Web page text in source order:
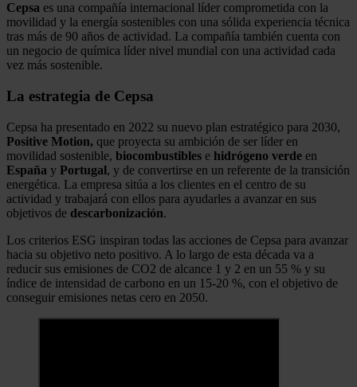
Cepsa es una compañía internacional líder comprometida con la
movilidad y la energía sostenibles con una sólida experiencia técnica
tras más de 90 años de actividad. La compañía también cuenta con
un negocio de química líder nivel mundial con una actividad cada
vez más sostenible.
La estrategia de Cepsa
Cepsa ha presentado en 2022 su nuevo plan estratégico para 2030,
Positive Motion, que proyecta su ambición de ser líder en
movilidad sostenible, biocombustibles e hidrógeno verde en
España y Portugal, y de convertirse en un referente de la transición
energética. La empresa sitúa a los clientes en el centro de su
actividad y trabajará con ellos para ayudarles a avanzar en sus
objetivos de descarbonización.
Los criterios ESG inspiran todas las acciones de Cepsa para avanzar
hacia su objetivo neto positivo. A lo largo de esta década va a
reducir sus emisiones de CO2 de alcance 1 y 2 en un 55 % y su
índice de intensidad de carbono en un 15-20 %, con el objetivo de
conseguir emisiones netas cero en 2050.